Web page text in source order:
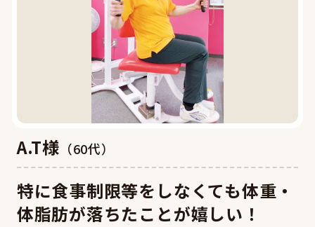
A.T様 （60代）
特に食事制限等をしなくても体重・
体脂肪が落ちたことが嬉しい！